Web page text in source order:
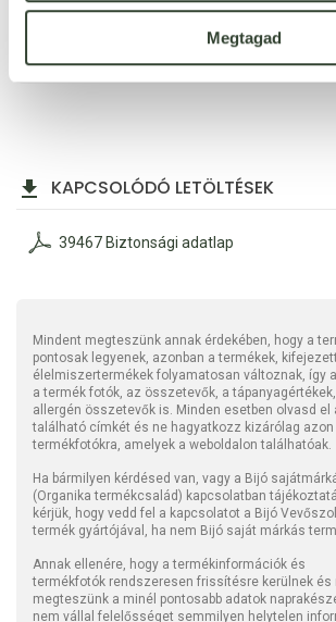
Megtagad
legjobb érték. Irreleváns, spam és trágár
moderálást alkalmazunk. Köszönjük neked,
részletes véleményeddel segíted más
KAPCSOLÓDÓ LETÖLTÉSEK
39467 Biztonsági adatlap
Mindent megteszünk annak érdekében, hogy a
pontosak legyenek, azonban a termékek,
élelmiszertermékek folyamatosan változnak, így
a termék fotók, az összetevők, a
allergén összetevők is. Minden esetben olvasd el
található címkét és ne hagyatkozz kizárólag
termékfotókra, amelyek a weboldalon találhatóak.
Ha bármilyen kérdésed van, vagy a Bijó
(Organika termékcsalád) kapcsolatban
kérjük, hogy vedd fel a kapcsolatot a Bijó
termék gyártójával, ha nem Bijó saját márkás
Annak ellenére, hogy a termékinformációk és
termékfotók rendszeresen frissítésre kerülnek és
megteszünk a minél pontosabb adatok
nem vállal felelősséget semmilyen helytelen